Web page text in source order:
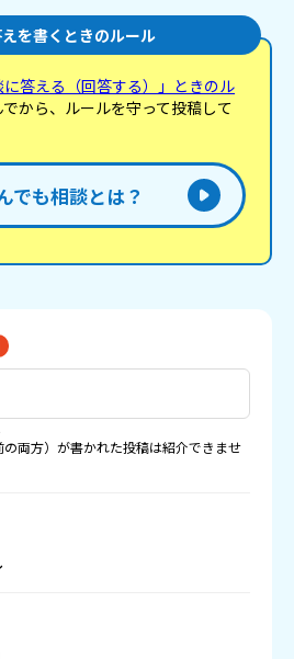
を書くときのルール
に答える（回答する）」ときのル
から、ルールを守って投稿して
でも相談とは？
両方）が書かれた投稿は紹介できませ